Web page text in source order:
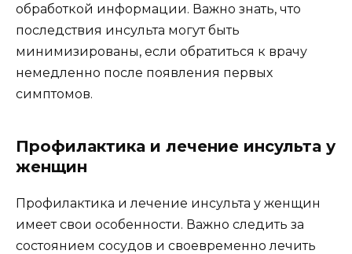
обработкой информации. Важно знать, что
последствия инсульта могут быть
минимизированы, если обратиться к врачу
немедленно после появления первых
симптомов.
Профилактика и лечение инсульта у
женщин
Профилактика и лечение инсульта у женщин
имеет свои особенности. Важно следить за
состоянием сосудов и своевременно лечить